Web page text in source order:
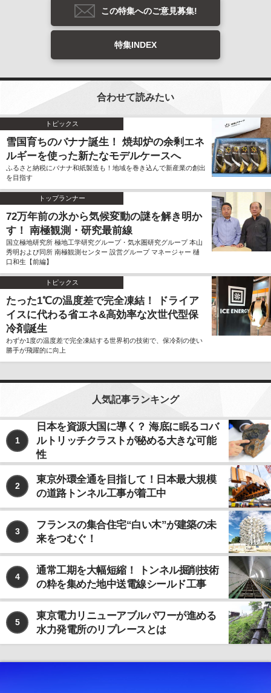
この特集へのご意見募集!
特集INDEX
合わせて読みたい
トピックス
雪国育ちのバナナ誕生！ 焼却炉の余剰エネ
ルギーを使った新たなモデルケースへ
ふるさと納税にバナナ和紙製造も！地域を巻き込んで新産業の創出
を目指す
トップランナー
72万年前の氷から気候変動の謎を解き明か
す！ 南極観測・研究最前線
国立極地研究所 極地工学研究グループ・気水圏研究グループ 本山
秀明および同所 南極観測センター 設営グループ マネージャー 樋
口和生【前編】
トピックス
たった1℃の温度差で完全凍結！ ドライア
イスに代わる省エネ&高効率な次世代型保
冷剤誕生
わずか1度の温度差で完全凍結する世界初の技術で、保冷剤の使い
勝手が飛躍的に向上
人気記事ランキング
1
日本を資源大国に導く？ 海底に眠るコバ
ルトリッチクラストが秘める大きな可能
性
2
東京外環全通を目指して！日本最大規模
の道路トンネル工事が着工中
3
フランスの集合住宅“白い木”が建築の未
来をつむぐ！
4
通常工期を大幅短縮！ トンネル掘削技術
の粋を集めた地中送電線シールド工事
5
東京電力リニューアブルパワーが進める
水力発電所のリプレースとは